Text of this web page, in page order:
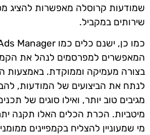
שמודעות קרוסלה מאפשרות להציג
שירותים במקביל.
המאפשרים למפרסמים לנהל את
בצורה מעמיקה וממוקדת. באמצעות
לנתח את הביצועים של המודעות,
מגיבים טוב יותר, ואילו סוגים של
מיטביות. הכרת הכלים האלו תקנה
מי שמעוניין להצליח בקמפיינים